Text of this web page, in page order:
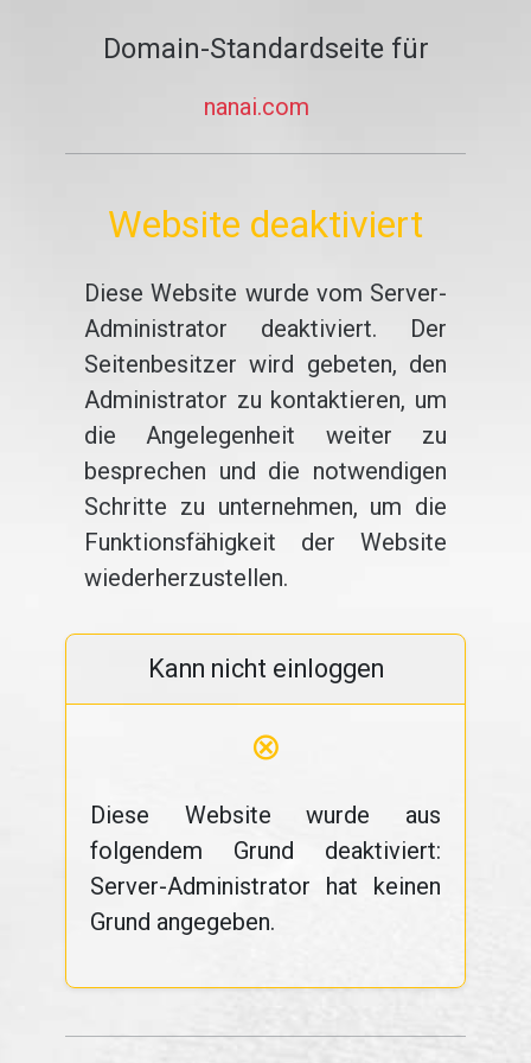
Domain-Standardseite für
nanai.com
Website deaktiviert
Diese Website wurde vom Server-
Administrator deaktiviert. Der
Seitenbesitzer wird gebeten, den
Administrator zu kontaktieren, um
die Angelegenheit weiter zu
besprechen und die notwendigen
Schritte zu unternehmen, um die
Funktionsfähigkeit der Website
wiederherzustellen.
Kann nicht einloggen
⊗
Diese Website wurde aus
folgendem Grund deaktiviert:
Server-Administrator hat keinen
Grund angegeben.